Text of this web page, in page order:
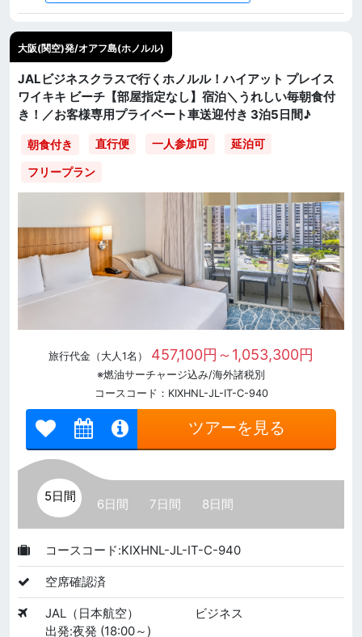
大阪(関空)発/オアフ島(ホノルル)
JALビジネスクラスで行くホノルル！ハイアット プレイス
ワイキキ ビーチ【部屋指定なし】宿泊＼うれしい毎朝食付
き！／お客様専用プライベート車送迎付き 3泊5日間♪
朝食付き 直行便 一人参加可 延泊可
フリープラン
旅行代金（大人1名） 457,100円～1,053,300円
※燃油サーチャージ込み/海外諸税別
コースコード：KIXHNL-JL-IT-C-940
ツアーを見る
5日間
6日間 7日間 8日間
コースコード:KIXHNL-JL-IT-C-940
空席確認済
JAL（日本航空）
ビジネス
出発:夜発 (18:00～)